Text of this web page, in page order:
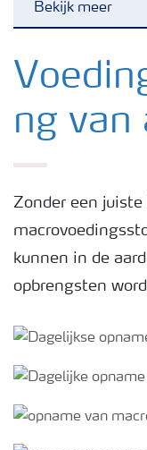
Bekijk meer
Nieuwsbrieven
Gewassen
Toolbox
Grow the future
Meststoffen
ng van
Zonder een
kunnen in de
opbrengsten